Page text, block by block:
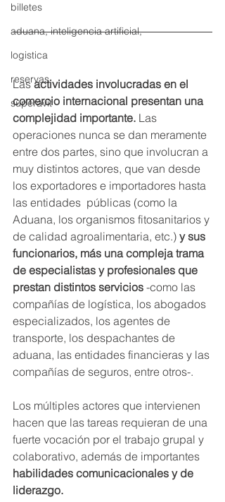
billetes
aduana, inteligencia artificial,
logistica
reservas
superavit
Las actividades involucradas en el
comercio internacional presentan una
complejidad importante. Las
operaciones nunca se dan meramente
entre dos partes, sino que involucran a
muy distintos actores, que van desde
los exportadores e importadores hasta
las entidades  públicas (como la
Aduana, los organismos fitosanitarios y
de calidad agroalimentaria, etc.) y sus
funcionarios, más una compleja trama
de especialistas y profesionales que
prestan distintos servicios -como las
compañías de logística, los abogados
especializados, los agentes de
transporte, los despachantes de
aduana, las entidades financieras y las
compañías de seguros, entre otros-.
Los múltiples actores que intervienen
hacen que las tareas requieran de una
fuerte vocación por el trabajo grupal y
colaborativo, además de importantes
habilidades comunicacionales y de
liderazgo.